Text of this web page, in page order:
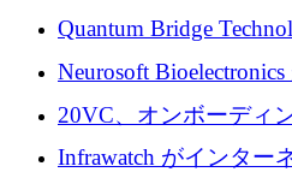
ラットフォームを拡大
ルを調達
Quantum Bridge
バーセキュリティ イ
張にシリーズ A で
Neurosoft
イン コンピューター
に 750 万ドルを調達
20VC、オンボーディ
Prelude へのシリーズ
Infrawatch がインター